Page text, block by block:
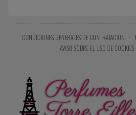
CONDICIONES GENERALES DE CONTRATACIÓN ·
AVISO SOBRE EL USO DE